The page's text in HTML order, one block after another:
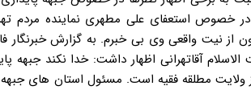
خصوص استعفای علی مطهری نماینده مردم
نیت واقعی وی بی خبرم. به گزارش خبرنگار
آقاتهرانی اظهار داشت: خدا نکند جبهه
مطلقه فقیه است. مسئول استان های جبهه